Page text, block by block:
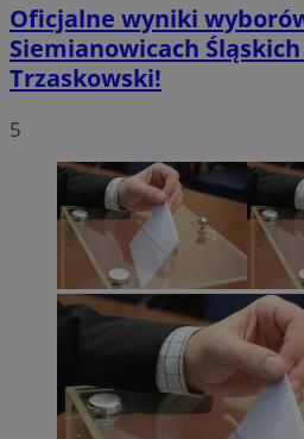
Oficjalne wyniki
Siemianowicach
Trzaskowski!
5